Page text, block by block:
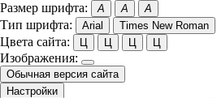
Размер шрифта: A A A
Тип шрифта: Arial Times New Roman
Цвета сайта: Ц Ц Ц Ц
Изображения:
Обычная версия сайта
Настройки